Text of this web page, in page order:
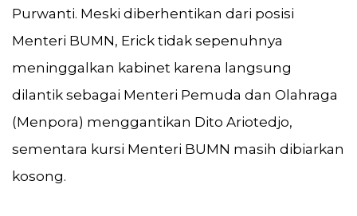
Purwanti. Meski diberhentikan dari posisi
Menteri BUMN, Erick tidak sepenuhnya
meninggalkan kabinet karena langsung
dilantik sebagai Menteri Pemuda dan Olahraga
(Menpora) menggantikan Dito Ariotedjo,
sementara kursi Menteri BUMN masih dibiarkan
kosong.